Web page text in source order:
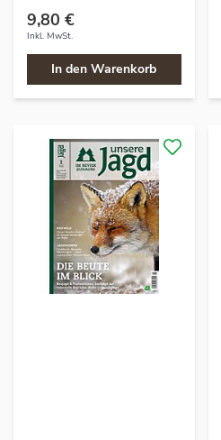
9,80 €
Inkl. MwSt.
In den Warenkorb